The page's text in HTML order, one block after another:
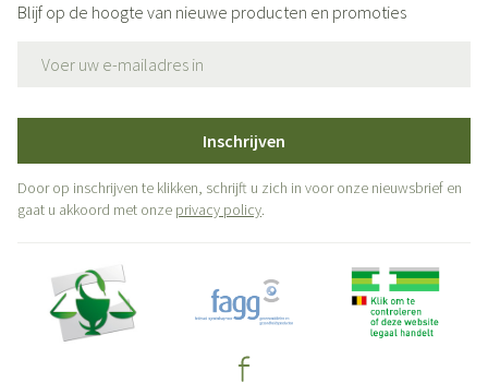
Blijf op de hoogte van nieuwe producten en promoties
Inschrijven
Door op inschrijven te klikken, schrijft u zich in voor onze nieuwsbrief en
gaat u akkoord met onze privacy policy.